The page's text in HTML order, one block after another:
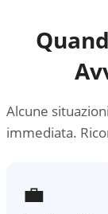
Alcune
immediata.
💼